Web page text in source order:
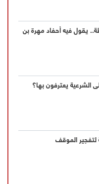
يقول فيه أحفاد مهرة بن
الشرعية يعترفون بها؟
لتفجير الموقف